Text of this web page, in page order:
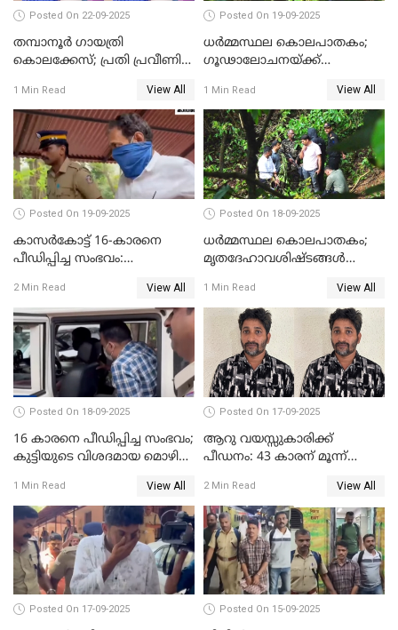
Posted On 22-09-2025
തമ്പാനൂര്‍ ഗായത്രി
കൊലക്കേസ്; പ്രതി പ്രവീണിന്
ലക്ഷം രൂപ പിഴയും
1 Min Read View All
Posted On 19-09-2025
ധർമ്മസ്ഥല കൊലപാതകം;
ഗൂഢാലോചനയ്ക്ക്
1 Min Read View All
Posted On 19-09-2025
കാസർകോട്ട് 16-കാരനെ
പീഡിപ്പിച്ച സംഭവം:
ഇടപാടുകൾ നടന്നതായി
പൊലീസ്
2 Min Read View All
Posted On 18-09-2025
ധർമ്മസ്ഥല കൊലപാതകം;
മൃതദേഹാവശിഷ്ടങ്ങൾ
1 Min Read View All
Posted On 18-09-2025
16 കാരനെ പീഡിപ്പിച്ച സംഭവം;
കുട്ടിയുടെ വിശദമായ മൊഴി
1 Min Read View All
Posted On 17-09-2025
ആറു വയസ്സുകാരിക്ക്
പീഡനം: 43 കാരന് മൂന്ന്
പിഴയും ശിക്ഷ
2 Min Read View All
Posted On 17-09-2025 Posted On 15-09-2025